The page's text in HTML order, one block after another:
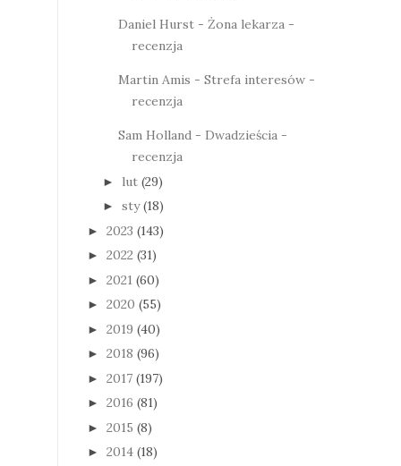
Daniel Hurst - Żona lekarza -
recenzja
Martin Amis - Strefa interesów -
recenzja
Sam Holland - Dwadzieścia -
recenzja
► lut (29)
► sty (18)
► 2023 (143)
► 2022 (31)
► 2021 (60)
► 2020 (55)
► 2019 (40)
► 2018 (96)
► 2017 (197)
► 2016 (81)
► 2015 (8)
► 2014 (18)